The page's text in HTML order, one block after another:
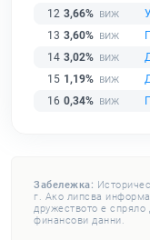
12 3,66%
13 3,60%
14 3,02%
15 1,19%
16 0,34%
Забележка:
г. Ако липсва
дружеството е спряло
финансови данни.